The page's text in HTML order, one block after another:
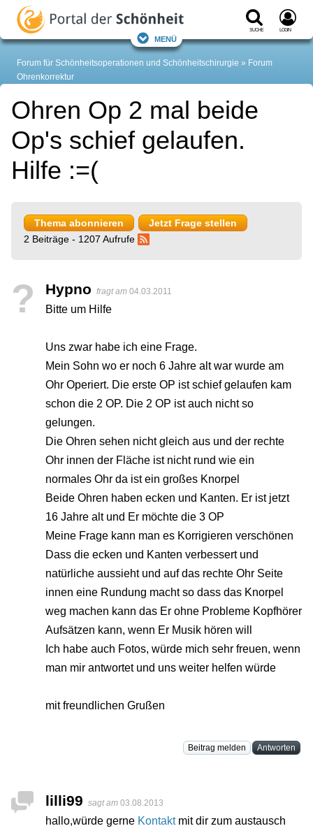
Suche Login
Menü
Forum für Schönheitsoperationen und Schönheitschirurgie
Forum
Ohrenkorrektur
Ohren Op 2 mal beide
Op's schief gelaufen.
Hilfe :=(
Thema abonnieren
Jetzt Frage stellen
2 Beiträge - 1207 Aufrufe
? Hypno fragt am 04.03.2011
Bitte um Hilfe
Uns zwar habe ich eine Frage.
Mein Sohn wo er noch 6 Jahre alt war wurde am
Ohr Operiert. Die erste OP ist schief gelaufen kam
schon die 2 OP. Die 2 OP ist auch nicht so
gelungen.
Die Ohren sehen nicht gleich aus und der rechte
Ohr innen der Fläche ist nicht rund wie ein
normales Ohr da ist ein großes Knorpel
Beide Ohren haben ecken und Kanten. Er ist jetzt
16 Jahre alt und Er möchte die 3 OP
Meine Frage kann man es Korrigieren verschönen
Dass die ecken und Kanten verbessert und
natürliche aussieht und auf das rechte Ohr Seite
innen eine Rundung macht so dass das Knorpel
weg machen kann das Er ohne Probleme Kopfhörer
Aufsätzen kann, wenn Er Musik hören will
Ich habe auch Fotos, würde mich sehr freuen, wenn
man mir antwortet und uns weiter helfen würde
mit freundlichen Grußen
Beitrag melden Antworten
lilli99 sagt am 03.08.2013
hallo,würde gerne Kontaktmit dir zum austausch